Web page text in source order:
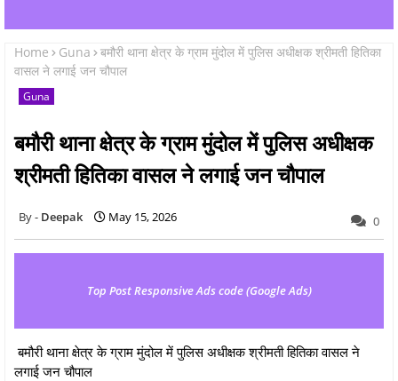
Home Guna
बमौरी थाना क्षेत्र के ग्राम मुंदोल में पुलिस अधीक्षक श्रीमती हितिका
वासल ने लगाई जन चौपाल
Guna
बमौरी थाना क्षेत्र के ग्राम मुंदोल में पुलिस अधीक्षक
श्रीमती हितिका वासल ने लगाई जन चौपाल
Deepak May 15, 2026 0
Top Post Responsive Ads code (Google Ads)
बमौरी थाना क्षेत्र के ग्राम मुंदोल में पुलिस अधीक्षक श्रीमती हितिका वासल ने
लगाई जन चौपाल